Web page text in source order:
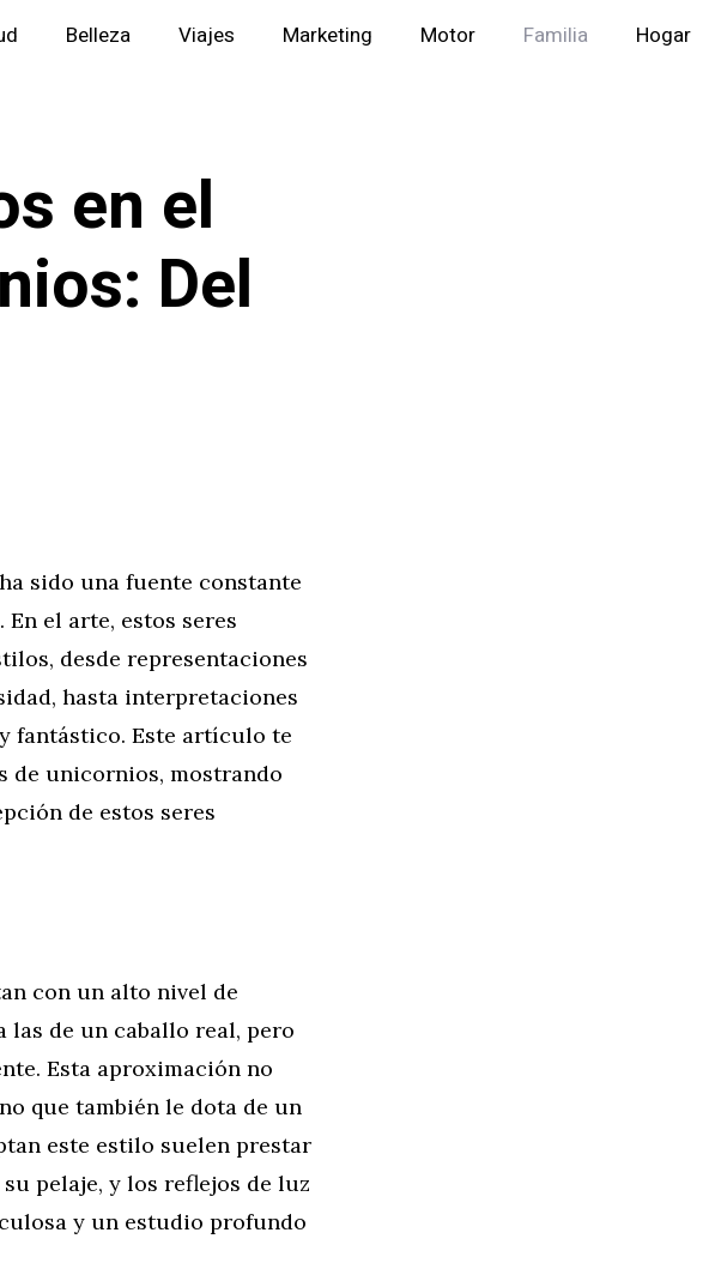
Belleza Viajes Marketing Motor Familia Hogar
en el
Del
sido una fuente constante
el arte, estos seres
desde representaciones
hasta interpretaciones
fantástico. Este artículo te
de unicornios, mostrando
de estos seres
con un alto nivel de
las de un caballo real, pero
Esta aproximación no
que también le dota de un
este estilo suelen prestar
pelaje, y los reflejos de luz
y un estudio profundo